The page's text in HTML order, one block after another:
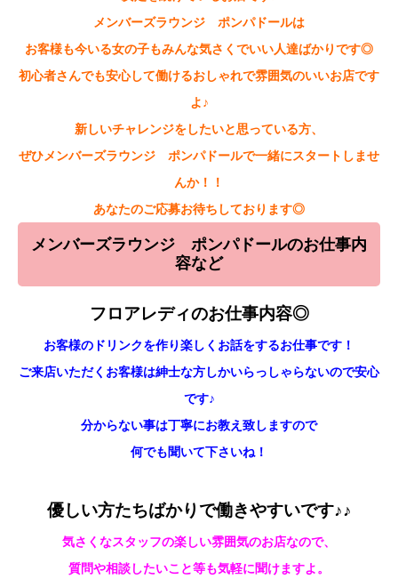
メンバーズラウンジ ポンパドールは
お客様も今いる女の子もみんな気さくでいい人達ばかりです◎
初心者さんでも安心して働けるおしゃれで雰囲気のいいお店です
よ♪
新しいチャレンジをしたいと思っている方、
ぜひメンバーズラウンジ ポンパドールで一緒にスタートしませ
んか！！
あなたのご応募お待ちしております◎
メンバーズラウンジ ポンパドールのお仕事内
容など
フロアレディのお仕事内容◎
お客様のドリンクを作り楽しくお話をするお仕事です！
ご来店いただくお客様は紳士な方しかいらっしゃらないので安心
です♪
分からない事は丁寧にお教え致しますので
何でも聞いて下さいね！
優しい方たちばかりで働きやすいです♪♪
気さくなスタッフの楽しい雰囲気のお店なので、
質問や相談したいこと等も気軽に聞けますよ。